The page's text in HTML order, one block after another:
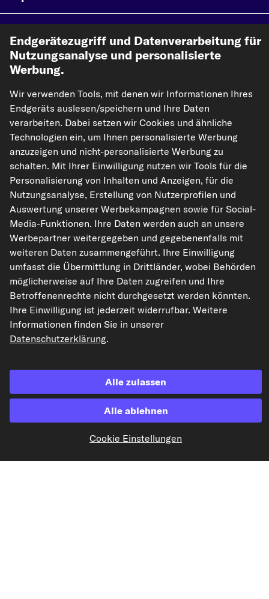
Mehr von kfzteile24
Hilfe & Support
Rechtliches
Akzeptierte Zahlungsarten
Unsere Versandpartner
Die hier dargestellten Daten, insbesondere die gesamte Datenbank, dürfen
Endgerätezugriff und Datenverarbeitung für
Nutzungsanalyse und personalisierte
Werbung.
Wir verwenden Tools, mit denen wir Informationen Ihres
Endgeräts auslesen/speichern und Ihre Daten
verarbeiten. Dabei setzen wir Cookies und ähnliche
Technologien ein, um Ihnen personalisierte Werbung
anzuzeigen und nicht-personalisierte Werbung zu
schalten. Mit Ihrer Einwilligung nutzen wir Tools für die
Personalisierung von Inhalten und Anzeigen, für die
Nutzungsanalyse, Erstellung von Nutzerprofilen und
Auswertung unserer Werbekampagnen sowie für Social-
Media-Funktionen. Ihre Daten werden auch an unsere
Werbepartner weitergegeben und gegebenenfalls mit
weiteren Daten zusammengeführt. Ihre Einwilligung
umfasst die Übermittlung in Drittländer, wobei Behörden
möglicherweise auf Ihre Daten zugreifen und Ihre
Betroffenenrechte nicht durchgesetzt werden könnten.
Ihre Einwilligung ist jederzeit widerrufbar. Weitere
Informationen finden Sie in unserer
Datenschutzerklärung.
Alle zulassen
Alle ablehnen
Cookie Einstellungen